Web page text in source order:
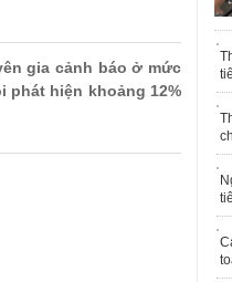
gia cảnh báo ở mức
phát hiện khoảng 12%